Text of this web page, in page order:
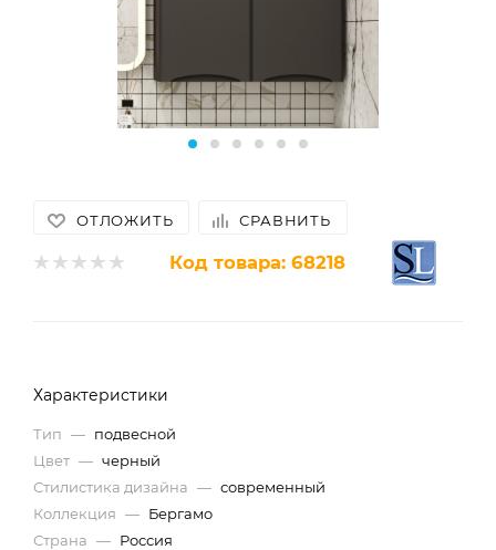
ОТЛОЖИТЬ СРАВНИТЬ
Код товара: 68218
Характеристики
Тип — подвесной
Цвет — черный
Стилистика дизайна — современный
Коллекция — Бергамо
Страна — Россия